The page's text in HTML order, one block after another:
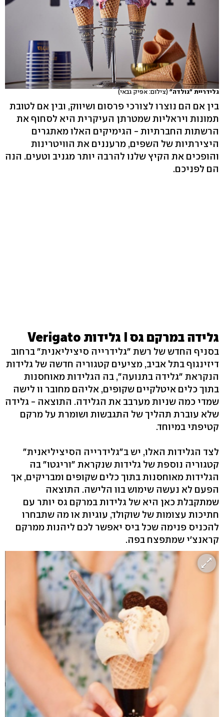
גלידריית "גולדה"(צילום: אפיק גבאי)
בין אם הם נוצרו לצורכי פרסום ושיווק, ובין אם לטובת
תמונות ויראליות שמטרתן העיקרית היא לסחוף את
הרשתות החברתיות - הגימיקים האלו מאתגרים
היצירתיות של השפים, מרעננים את הוויטרינות
והופכים את הקיץ שלנו להרבה יותר מגניב וטעים. הנה
הם לפניכם.
גלידה במרקם גס I גלידות Verigato
בסניף החדש של רשת "גלידרייה סיציליאנית" ברחוב
דיזינגוף בתל אביב, מציעים קטגוריה חדשה של גלידות
הנקראת "גלידה בתנועה", בה הגלידות מאוחסנות
בתוך כלים איטלקיים שקופים, אליהם מחובר וו לישה
שמדי כמה שניות מערבב את הגלידה. התוצאה - גלידה
שלא עוברת תהליך של התגבשות ושומרת על מרקם
קטיפתי במיוחד.
לצד הגלידות האלו, יש ב"גלידרייה הסיציליאנית"
קטגוריה נוספת של גלידות שנקראת "וריגטו" בה
הגלידות מאוחסנות בתוך כלים שקופים ומבריקים, אך
הפעם לא נעשה שימוש בוו הלישה. התוצאה
שמתקבלת כאן היא של גלידות במרקם גס יותר עם
חתיכות עצומות של שוקולד, עוגיות או מה שתבחרו
להכניס פנימה שכל ביס יאפשר לכם ליהנות ממרקם
קראנצ'י שמתפצח בפה.